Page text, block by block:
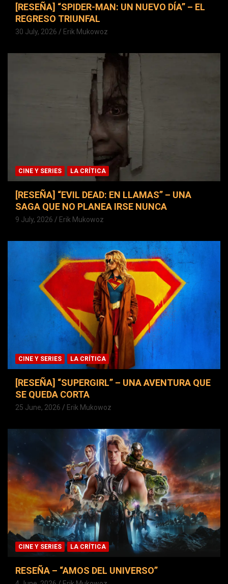
[RESEÑA] “SPIDER-MAN: UN NUEVO DÍA” – EL
REGRESO TRIUNFAL
30 July, 2026 Erik Mukowoz
CINE Y SERIES LA CRÍTICA
[RESEÑA] “EVIL DEAD: EN LLAMAS” – UNA
SAGA QUE NO PLANEA IRSE NUNCA
9 July, 2026 Erik Mukowoz
CINE Y SERIES LA CRÍTICA
[RESEÑA] “SUPERGIRL” – UNA AVENTURA QUE
SE QUEDA CORTA
25 June, 2026 Erik Mukowoz
CINE Y SERIES LA CRÍTICA
RESEÑA – “AMOS DEL UNIVERSO”